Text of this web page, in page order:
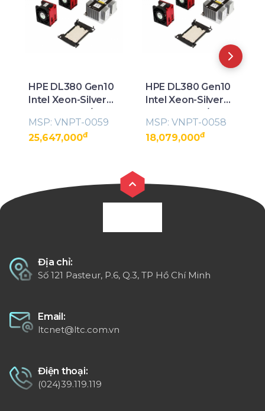
HPE DL380 Gen10
Intel Xeon-Silver
core/85W)
Processor Kit
MSP: VNPT-0059
25,647,000đ
HPE DL380 Gen10
Intel Xeon-Silver
core/85W)
Processor Kit
MSP: VNPT-0058
18,079,000đ
Địa chỉ:
Số 121 Pasteur, P.6, Q.3, TP Hồ Chí Minh
Email:
ltcnet@ltc.com.vn
Điện thoại:
(024)39.119.119